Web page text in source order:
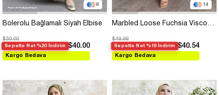
8
Bolerolu Bağlamalı Siyah Elbise
$50.00
Sepette Net %20 İndirim $40.00
Kargo Bedava
14
Marbled Loose Fuchsia Viscose Dress
$49.99
Sepette Net %19 İndirim $40.54
Kargo Bedava